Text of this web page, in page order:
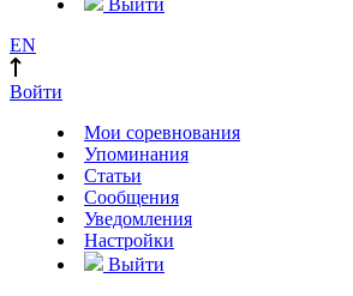
EN
Войти
Мои соревнования
Упоминания
Статьи
Сообщения
Уведомления
Настройки
Выйти